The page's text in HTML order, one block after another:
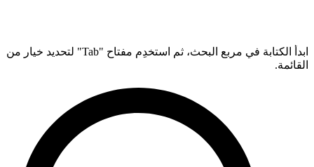
ابدأ الكتابة في مربع البحث، ثم استخدِم مفتاح "Tab" لتحديد خيار من
القائمة.